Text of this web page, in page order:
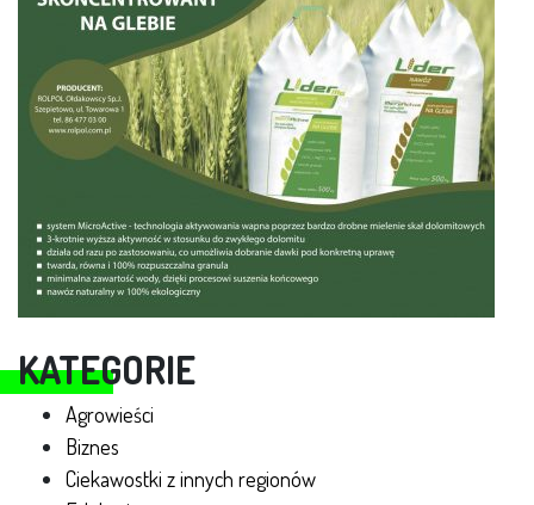
KATEGORIE
Agrowieści
Biznes
Ciekawostki z innych regionów